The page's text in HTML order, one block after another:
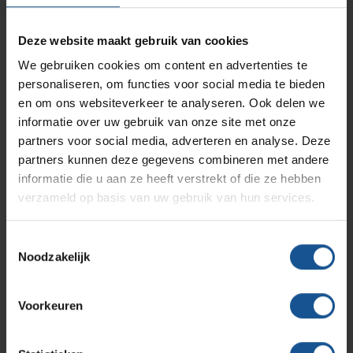
Deze website maakt gebruik van cookies
We gebruiken cookies om content en advertenties te
personaliseren, om functies voor social media te bieden
en om ons websiteverkeer te analyseren. Ook delen we
informatie over uw gebruik van onze site met onze
partners voor social media, adverteren en analyse. Deze
partners kunnen deze gegevens combineren met andere
informatie die u aan ze heeft verstrekt of die ze hebben
verzameld op basis van uw gebruik van hun services.
Noodzakelijk
Voorkeuren
Accessoires
Naaldencontainer omdoos
Afvalinzamelaars, Laboratoria, Ziekenhuizen en klinieken,
Zorginstellingen
Breedte
Duurzaam
Gewicht
Branches
Solutions
RVS Werkplekinrichting
Productlijnen
Medische afvalverpakkingen
Infectiepreventie en hygiëne
Assortiment
Onze merken
Hammerlit
Septodry
Metro
Zarges
Contact
Ons team
Klantcases
Vacatures